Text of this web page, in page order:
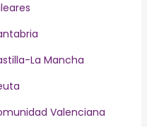
La Mancha
Valenciana